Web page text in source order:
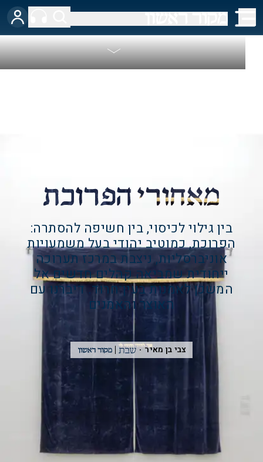
בין גילוי לכיסוי, בין חשיפה להסתרה:
הפרוכת, כמוטיב יהודי בעל משמעויות
אוניברסליות, ניצבת במרכז תערוכה
ייחודית שמביאה קהלים חדשים אל
המשכן לאמנות בעין־חרוד. דיברנו עם
האוצר והאמנים
צבי בן מאיר